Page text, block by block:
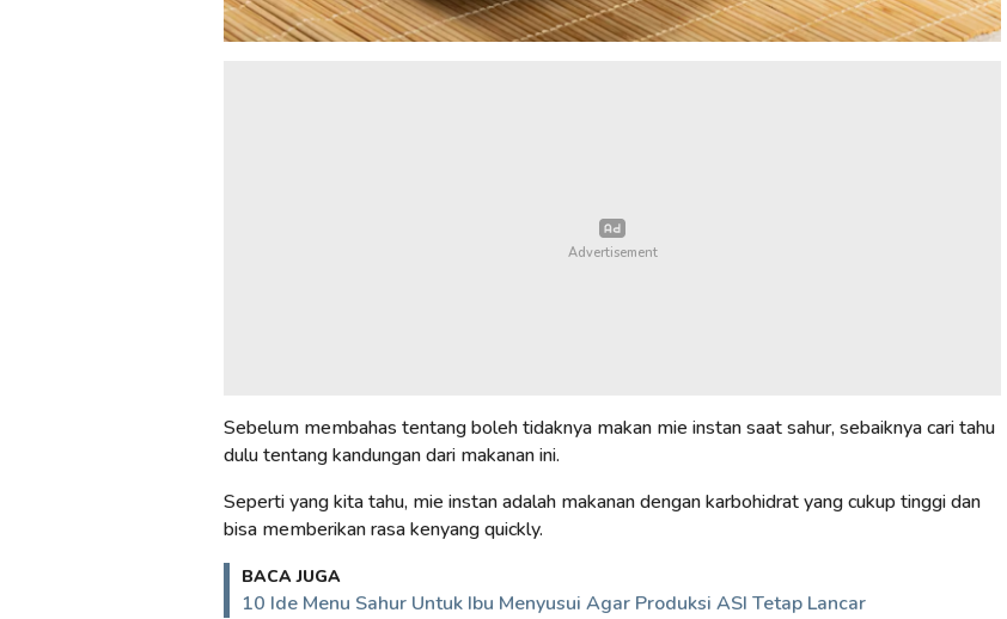
Sebelum membahas tentang boleh tidaknya makan mie instan saat sahur, sebaiknya cari tahu
dulu tentang kandungan dari makanan ini.
Seperti yang kita tahu, mie instan adalah makanan dengan karbohidrat yang cukup tinggi dan
bisa memberikan rasa kenyang quickly.
BACA JUGA
10 Ide Menu Sahur Untuk Ibu Menyusui Agar Produksi ASI Tetap Lancar